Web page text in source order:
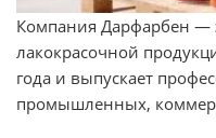
Компания Дарфарбен —
лакокрасочной
года и выпускает
промышленных,